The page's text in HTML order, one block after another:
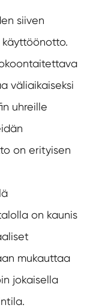
siiven
väliaikaiseksi
uhreille
on erityisen
on kaunis
mukauttaa
jokaisella